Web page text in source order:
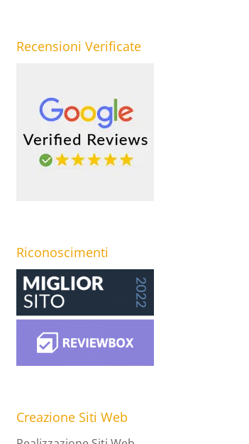
Recensioni Verificate
Riconoscimenti
Creazione Siti Web